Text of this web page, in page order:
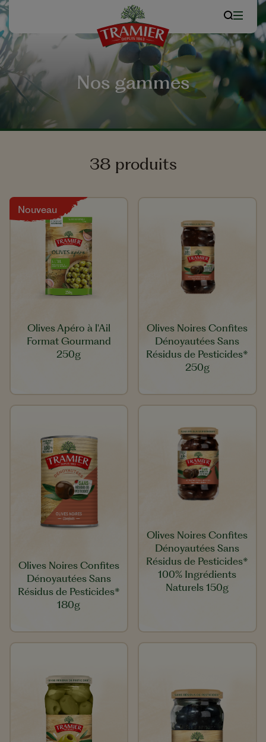
Nos gammes
38 produits
Nouveau
Olives Apéro à l'Ail
Format Gourmand
250g
Olives Noires Confites
Dénoyautées Sans
Résidus de Pesticides*
250g
Olives Noires Confites
Dénoyautées Sans
Résidus de Pesticides*
180g
Olives Noires Confites
Dénoyautées Sans
Résidus de Pesticides*
100% Ingrédients
Naturels 150g